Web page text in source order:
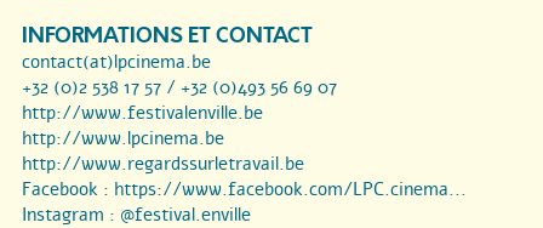
INFORMATIONS ET CONTACT
contact(at)lpcinema.be
+32 (0)2 538 17 57 / +32 (0)493 56 69 07
http://www.festivalenville.be
http://www.lpcinema.be
http://www.regardssurletravail.be
Facebook : https://www.facebook.com/LPC.cinema...
Instagram : @festival.enville